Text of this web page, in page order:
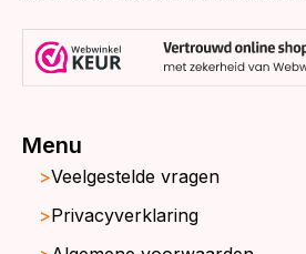
Menu
Veelgestelde vragen
Privacyverklaring